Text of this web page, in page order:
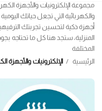
مجموعة الإلكترونيات والأجهزة
والكهربائية التي تجعل حياتك
أجهزة ذكية لتحسين تجربتك
المنزلية، ستجد هنا كل ما تحتاجه
المختلفة
الرئيسية
الإلكترونيات والأجهزة